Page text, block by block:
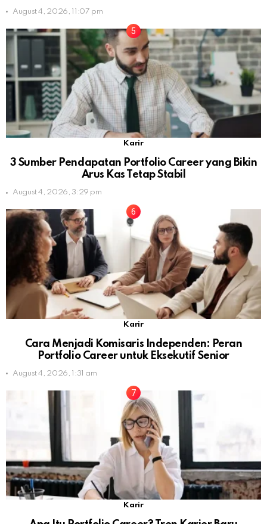
August 4, 2026, 11:07 pm
Karir
3 Sumber Pendapatan Portfolio Career yang Bikin
Arus Kas Tetap Stabil
August 4, 2026, 3:29 pm
Karir
Cara Menjadi Komisaris Independen: Peran
Portfolio Career untuk Eksekutif Senior
August 4, 2026, 1:31 am
Karir